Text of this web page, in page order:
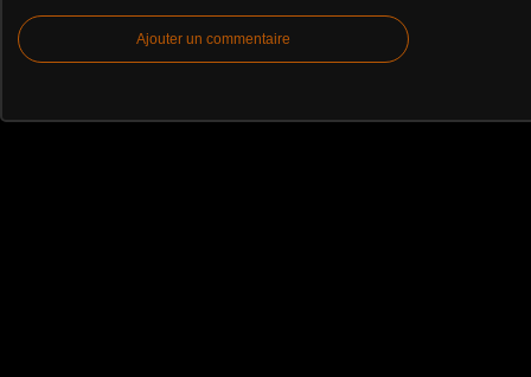
Ajouter un commentaire